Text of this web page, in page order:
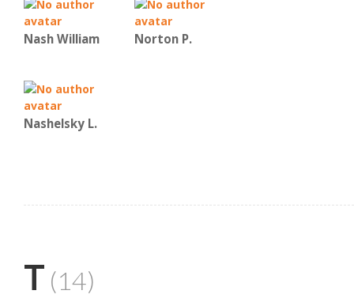
Nash William Norton P.
Nashelsky L.
T (14)